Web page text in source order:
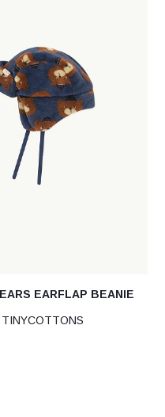
EARFLAP BEANIE
TINYCOTTONS